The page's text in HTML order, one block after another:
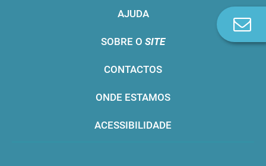
AJUDA
SOBRE O SITE
CONTACTOS
ONDE ESTAMOS
ACESSIBILIDADE